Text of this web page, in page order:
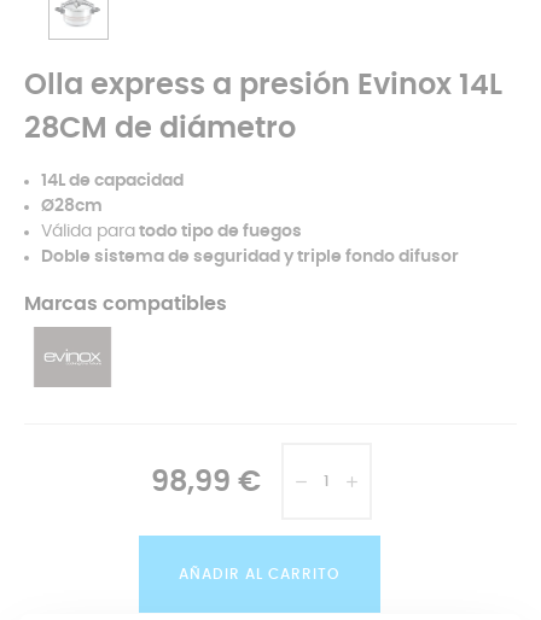
Olla express a presión Evinox 14L
28CM de diámetro
14L de capacidad
Ø28cm
Válida para todo tipo de fuegos
Doble sistema de seguridad y triple fondo difusor
Marcas compatibles
98,99 €
AÑADIR AL CARRITO